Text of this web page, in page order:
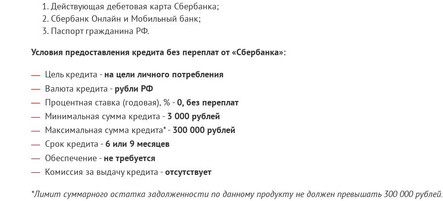
Действующая дебетовая карта Сбербанка;
Сбербанк Онлайн и Мобильный банк;
Паспорт гражданина РФ.
Условия предоставления кредита без переплат от «Сбербанка»:
Цель кредита - на цели личного потребления
Валюта кредита - рубли РФ
Процентная ставка (годовая), % -0, без переплат
Минимальная сумма кредита - 3 000 рублей
Максимальная сумма кредита* - 300 000 рублей
Срок кредита - 6 или 9 месяцев
Обеспечение - не требуется
Комиссия за выдачу кредита -отсутствует
*Лимит суммарного остатка задолженности по данному продукту не должен превышать 300 000 рублей.